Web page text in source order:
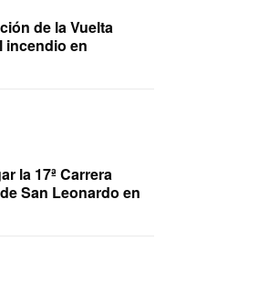
de la Vuelta
incendio en
la 17ª Carrera
San Leonardo en